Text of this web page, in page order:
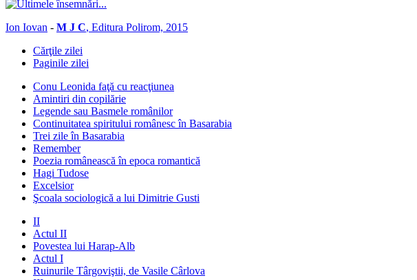
Ion Iovan - M J C, Editura Polirom, 2015
Cărţile zilei
Paginile zilei
Conu Leonida faţă cu reacţiunea
Amintiri din copilărie
Legende sau Basmele românilor
Continuitatea spiritului românesc în Basarabia
Trei zile în Basarabia
Remember
Poezia românească în epoca romantică
Hagi Tudose
Excelsior
Şcoala sociologică a lui Dimitrie Gusti
II
Actul II
Povestea lui Harap-Alb
Actul I
Ruinurile Târgoviştii, de Vasile Cârlova